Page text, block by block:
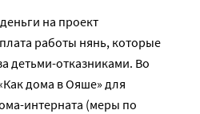
на проект
работы нянь, которые
детьми-отказниками. Во
дома в Ояше» для
интерната (меры по